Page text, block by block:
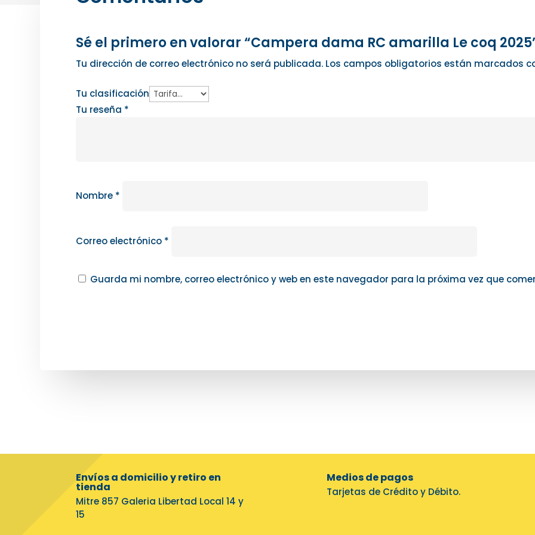
Sé el primero en valorar “Campera dama RC amarilla Le coq
Tu dirección de correo electrónico no será publicada. Los campos obligatorios están marcados
Tu clasificación
Tu reseña *
Nombre *
Correo electrónico *
Guarda mi nombre, correo electrónico y web en este navegador para la próxima vez que
Envíos a domicilio y retiro en
tienda
Mitre 857 Galeria Libertad Local 14 y
15
Medios de pagos
Tarjetas de Crédito y Débito.